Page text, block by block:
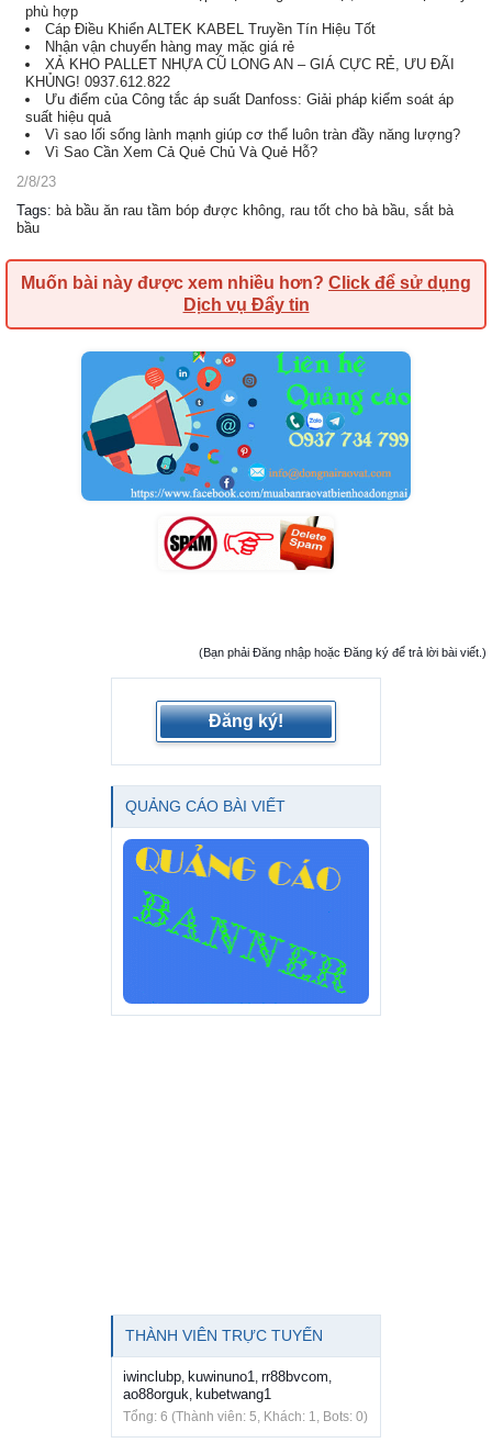
phù hợp
Cáp Điều Khiển ALTEK KABEL Truyền Tín Hiệu Tốt
Nhận vận chuyển hàng may mặc giá rẻ
XẢ KHO PALLET NHỰA CŨ LONG AN – GIÁ CỰC RẺ, ƯU ĐÃI
KHỦNG! 0937.612.822
Ưu điểm của Công tắc áp suất Danfoss: Giải pháp kiểm soát áp
suất hiệu quả
Vì sao lối sống lành mạnh giúp cơ thể luôn tràn đầy năng lượng?
Vì Sao Cần Xem Cả Quẻ Chủ Và Quẻ Hỗ?
2/8/23
Tags: bà bầu ăn rau tầm bóp được không, rau tốt cho bà bầu, sắt bà
bầu
Muốn bài này được xem nhiều hơn? Click để sử dụng
Dịch vụ Đẩy tin
(Bạn phải Đăng nhập hoặc Đăng ký để trả lời bài viết.)
Đăng ký!
QUẢNG CÁO BÀI VIẾT
THÀNH VIÊN TRỰC TUYẾN
iwinclubp kuwinuno1 rr88bvcom
ao88orguk kubetwang1
Tổng: 6 (Thành viên: 5, Khách: 1, Bots: 0)